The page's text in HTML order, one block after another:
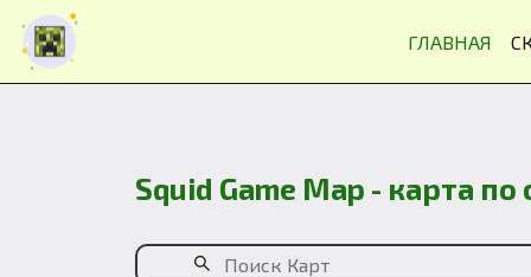
ГЛАВНАЯ
Squid Game Map - карта